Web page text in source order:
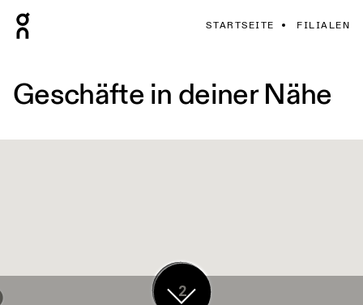
STARTSEITE FILIALEN
Geschäfte in deiner Nähe
17
2